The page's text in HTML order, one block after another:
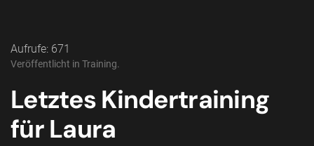
Aufrufe: 671
Veröffentlicht in Training.
Letztes Kindertraining
für Laura